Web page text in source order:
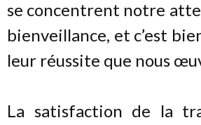
se concentrent notre
bienveillance, et c’est
leur réussite que nous
La satisfaction de la